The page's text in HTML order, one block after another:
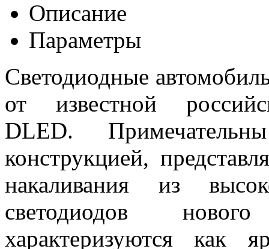
Описание
Параметры
Светодиодные
от известной
DLED.
конструкцией,
накаливания из
светодиодов
характеризуются